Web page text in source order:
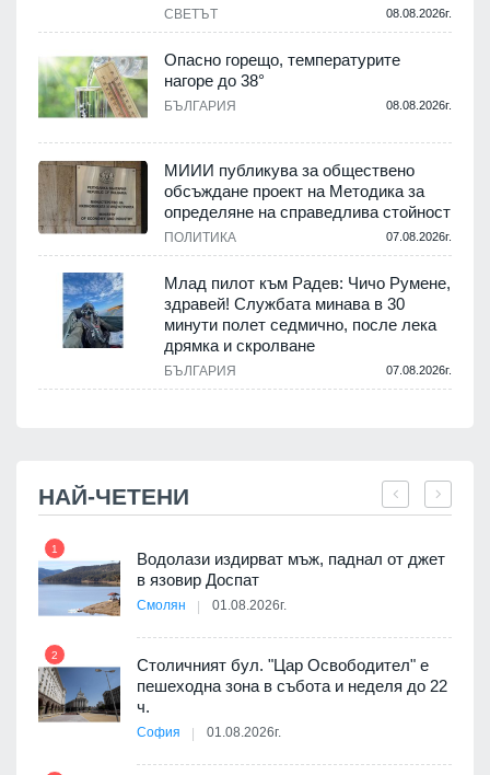
СВЕТЪТ 08.08.2026г.
Опасно горещо, температурите
нагоре до 38°
БЪЛГАРИЯ 08.08.2026г.
МИИИ публикува за обществено
обсъждане проект на Методика за
определяне на справедлива стойност
ПОЛИТИКА 07.08.2026г.
Млад пилот към Радев: Чичо Румене,
здравей! Службата минава в 30
минути полет седмично, после лека
дрямка и скролване
БЪЛГАРИЯ 07.08.2026г.
НАЙ-ЧЕТЕНИ
1
Водолази издирват мъж, паднал от джет
в язовир Доспат
Смолян 01.08.2026г.
2
Столичният бул. "Цар Освободител" е
пешеходна зона в събота и неделя до 22
ч.
София 01.08.2026г.